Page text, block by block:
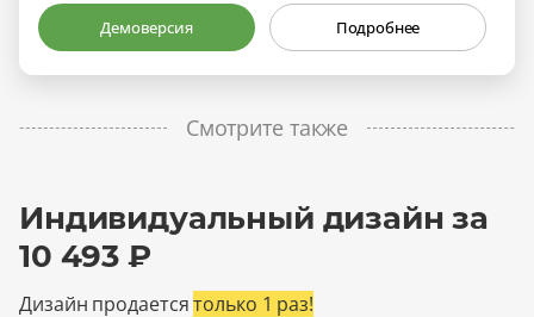
Демоверсия Подробнее
Смотрите также
Индивидуальный дизайн за
10 493 ₽
Дизайн продаетсятолько 1 раз!